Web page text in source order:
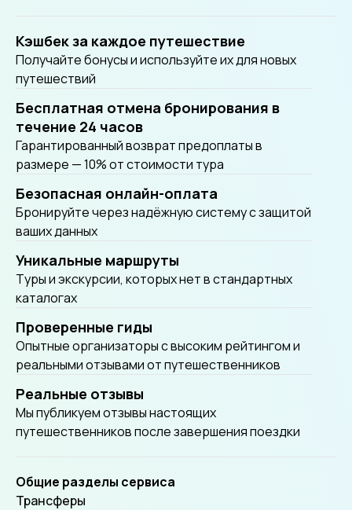
Кэшбек за каждое путешествие
Получайте бонусы и используйте их для новых
путешествий
Бесплатная отмена бронирования в
течение 24 часов
Гарантированный возврат предоплаты в
размере — 10% от стоимости тура
Безопасная онлайн-оплата
Бронируйте через надёжную систему с защитой
ваших данных
Уникальные маршруты
Tуры и экскурсии, которых нет в стандартных
каталогах
Проверенные гиды
Опытные организаторы с высоким рейтингом и
реальными отзывами от путешественников
Реальные отзывы
Мы публикуем отзывы настоящих
путешественников после завершения поездки
Общие разделы сервиса
Трансферы